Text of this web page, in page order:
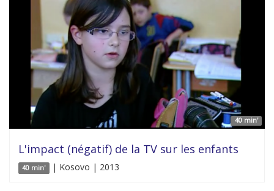
40 min'
L'impact (négatif) de la TV sur les enfants
40 min' | Kosovo | 2013